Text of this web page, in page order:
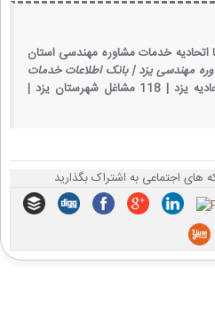
خدمات مشاوره مهندسی استان
مهندسی یزد | بانک اطلاعات خدمات
یزد | 118 مشاغل شهرستان یزد |
های اجتماعی به اشتراک بگذارید